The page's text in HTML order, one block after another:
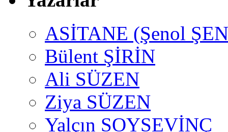
ASİTANE (Şenol
Bülent ŞİRİN
Ali SÜZEN
Ziya SÜZEN
Yalçın SOYSEVİNÇ